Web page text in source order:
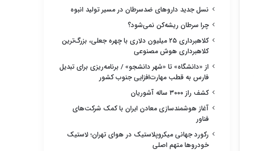
نسل جدید داروهای ضدسرطان در مسیر تولید انبوه
چرا سرطان ریشه‌کن نمی‌شود؟
کلاهبرداری ۲۵ میلیون دلاری با چهره جعلی، بزرگ‌ترین
کلاهبرداری هوش مصنوعی
از «دانشگاه» تا «شهر دانشجو» / برنامه‌ریزی برای تبدیل
فارس به قطب مهارت‌افزایی جنوب کشور
کشف راز ۳۰۰۰ ساله آشوریان
آغاز هوشمندسازی معادن ایران با کمک شرکت‌های
فناور
رکورد جهانی میکروپلاستیک در هوای تهران؛ لاستیک
خودروها متهم اصلی